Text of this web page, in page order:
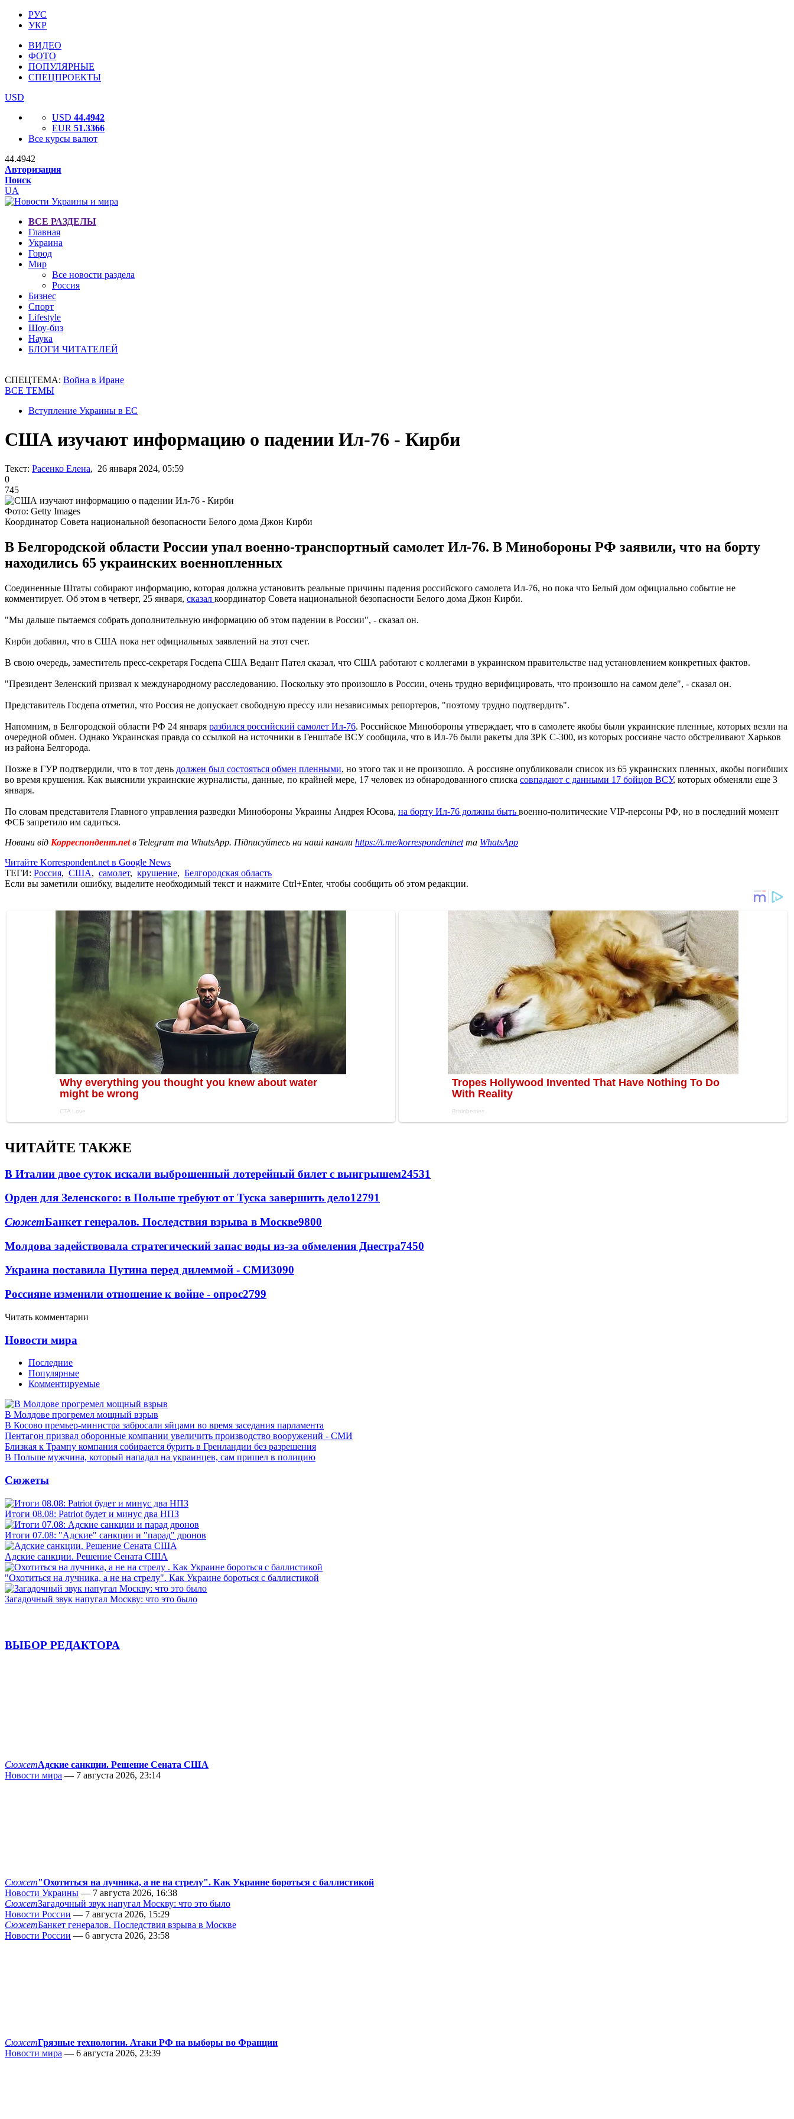
РУС
УКР
ВИДЕО
ФОТО
ПОПУЛЯРНЫЕ
СПЕЦПРОЕКТЫ
USD
USD 44.4942
EUR 51.3366
Все курсы валют
44.4942
Авторизация
Поиск
UA
ВСЕ РАЗДЕЛЫ
Главная
Украина
Город
Мир
Все новости раздела
Россия
Бизнес
Спорт
Lifestyle
Шоу-биз
Наука
БЛОГИ ЧИТАТЕЛЕЙ
СПЕЦТЕМА: Война в Иране
ВСЕ ТЕМЫ
Вступление Украины в ЕС
США изучают информацию о падении Ил-76 - Кирби
Текст: Расенко Елена, 26 января 2024, 05:59
0
745
Фото: Getty Images
Координатор Совета национальной безопасности Белого дома Джон Кирби
В Белгородской области России упал военно-транспортный самолет Ил-76. В Минобороны РФ заявили, что на борту
находились 65 украинских военнопленных
Соединенные Штаты собирают информацию, которая должна установить реальные причины падения российского самолета Ил-76, но пока что Белый дом официально событие не
комментирует. Об этом в четверг, 25 января, сказал координатор Совета национальной безопасности Белого дома Джон Кирби.
"Мы дальше пытаемся собрать дополнительную информацию об этом падении в России", - сказал он.
Кирби добавил, что в США пока нет официальных заявлений на этот счет.
В свою очередь, заместитель пресс-секретаря Госдепа США Ведант Пател сказал, что США работают с коллегами в украинском правительстве над установлением конкретных фактов.
"Президент Зеленский призвал к международному расследованию. Поскольку это произошло в России, очень трудно верифицировать, что произошло на самом деле", - сказал он.
Представитель Госдепа отметил, что Россия не допускает свободную прессу или независимых репортеров, "поэтому трудно подтвердить".
Напомним, в Белгородской области РФ 24 января разбился российский самолет Ил-76. Российское Минобороны утверждает, что в самолете якобы были украинские пленные, которых везли на
очередной обмен. Однако Украинская правда со ссылкой на источники в Генштабе ВСУ сообщила, что в Ил-76 были ракеты для ЗРК С-300, из которых россияне часто обстреливают Харьков
из района Белгорода.
Позже в ГУР подтвердили, что в тот день должен был состояться обмен пленными, но этого так и не произошло. А россияне опубликовали список из 65 украинских пленных, якобы погибших
во время крушения. Как выяснили украинские журналисты, данные, по крайней мере, 17 человек из обнародованного списка совпадают с данными 17 бойцов ВСУ, которых обменяли еще 3
января.
По словам представителя Главного управления разведки Минобороны Украины Андрея Юсова, на борту Ил-76 должны быть военно-политические VIP-персоны РФ, но в последний момент
ФСБ запретило им садиться.
Новини від Корреспондент.netв Telegram та WhatsApp. Підписуйтесь на наші канали https://t.me/korrespondentnetта WhatsApp
Читайте Korrespondent.net в Google News
ТЕГИ: Россия, США, самолет, крушение, Белгородская область
Если вы заметили ошибку, выделите необходимый текст и нажмите Ctrl+Enter, чтобы сообщить об этом редакции.
ЧИТАЙТЕ ТАКЖЕ
В Италии двое суток искали выброшенный лотерейный билет с выигрышем24531
Орден для Зеленского: в Польше требуют от Туска завершить дело12791
СюжетБанкет генералов. Последствия взрыва в Москве9800
Молдова задействовала стратегический запас воды из-за обмеления Днестра7450
Украина поставила Путина перед дилеммой - СМИ3090
Россияне изменили отношение к войне - опрос2799
Читать комментарии
Новости мира
Последние
Популярные
Комментируемые
В Молдове прогремел мощный взрыв
В Косово премьер-министра забросали яйцами во время заседания парламента
Пентагон призвал оборонные компании увеличить производство вооружений - СМИ
Близкая к Трампу компания собирается бурить в Гренландии без разрешения
В Польше мужчина, который нападал на украинцев, сам пришел в полицию
Сюжеты
Итоги 08.08: Patriot будет и минус два НПЗ
Итоги 07.08: "Адские" санкции и "парад" дронов
Адские санкции. Решение Сената США
"Охотиться на лучника, а не на стрелу". Как Украине бороться с баллистикой
Загадочный звук напугал Москву: что это было
ВЫБОР РЕДАКТОРА
СюжетАдские санкции. Решение Сената США
Новости мира — 7 августа 2026, 23:14
Сюжет"Охотиться на лучника, а не на стрелу". Как Украине бороться с баллистикой
Новости Украины — 7 августа 2026, 16:38
СюжетЗагадочный звук напугал Москву: что это было
Новости России — 7 августа 2026, 15:29
СюжетБанкет генералов. Последствия взрыва в Москве
Новости России — 6 августа 2026, 23:58
СюжетГрязные технологии. Атаки РФ на выборы во Франции
Новости мира — 6 августа 2026, 23:39